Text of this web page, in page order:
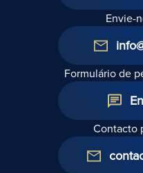
Envie-
Formulário de
Contacto